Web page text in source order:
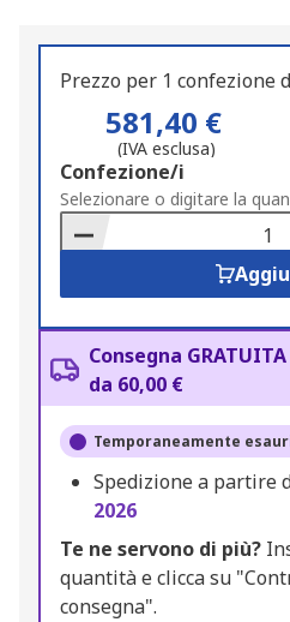
Prezzo per 1 confezione
581,40 €
(IVA esclusa)
Add
to
Basket
Confezione/i
Selezionare o digitare la
Consegna
da 60,00 €
Temporaneamente
Spedizione a partire
2026
Te ne servono di più?
quantità e clicca su
consegna".